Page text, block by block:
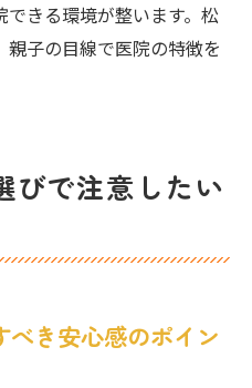
きる環境が整います。松
子の目線で医院の特徴を
びで注意したい
き安心感のポイン